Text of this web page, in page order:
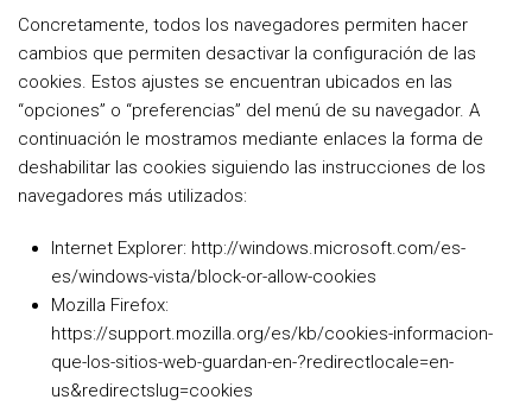
Concretamente, todos los navegadores permiten hacer
cambios que permiten desactivar la configuración de las
cookies. Estos ajustes se encuentran ubicados en las
“opciones” o “preferencias” del menú de su navegador. A
continuación le mostramos mediante enlaces la forma de
deshabilitar las cookies siguiendo las instrucciones de los
navegadores más utilizados:
Internet Explorer: http://windows.microsoft.com/es-
es/windows-vista/block-or-allow-cookies
Mozilla Firefox:
https://support.mozilla.org/es/kb/cookies-informacion-
que-los-sitios-web-guardan-en-?redirectlocale=en-
us&redirectslug=cookies